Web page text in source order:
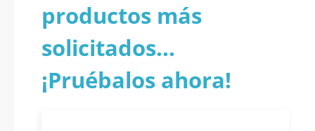
productos más
solicitados...
¡Pruébalos ahora!